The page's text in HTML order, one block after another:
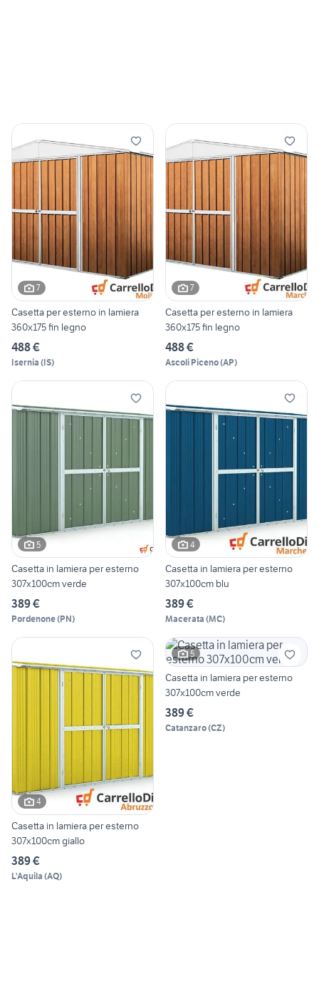
7
Casetta per esterno in lamiera
360x175 fin legno
488 €
Isernia (IS)
7
Casetta per esterno in lamiera
360x175 fin legno
488 €
Ascoli Piceno(AP)
5
Casetta in lamiera per esterno
307x100cm verde
389 €
Pordenone(PN)
4
Casetta in lamiera per esterno
307x100cm blu
389 €
Macerata (MC)
4
Casetta in lamiera per esterno
307x100cm giallo
389 €
L'Aquila (AQ)
5
Casetta in lamiera per esterno
307x100cm verde
389 €
Catanzaro(CZ)